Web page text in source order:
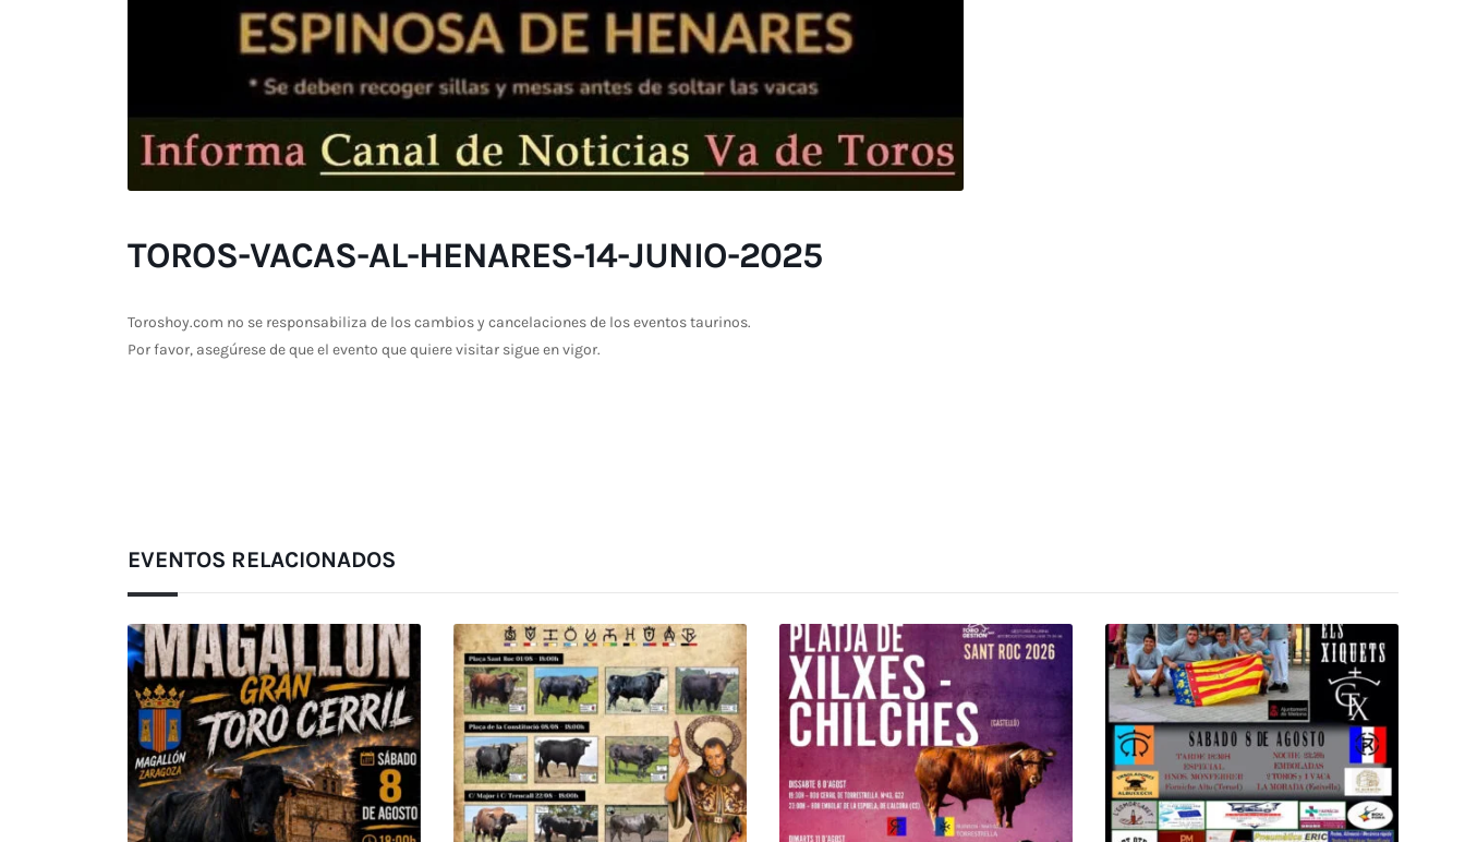
TOROS-VACAS-AL-HENARES-14-JUNIO-2025
Toroshoy.com no se responsabiliza de los cambios y cancelaciones de los eventos taurinos.
Por favor, asegúrese de que el evento que quiere visitar sigue en vigor.
EVENTOS RELACIONADOS